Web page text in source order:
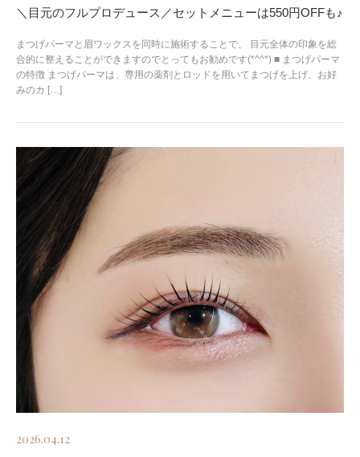
＼目元のフルプロデュース／セットメニューは550円OFFも♪
まつげパーマと眉ワックスを同時に施術することで、 目元全体の印象を総
合的に整えることができますのでとってもお勧めです(*^^*) ■ まつげパーマ
の特徴 まつげパーマは、専用の薬剤とロッドを用いてまつげを上げ、お好
みのカ […]
2026.04.12